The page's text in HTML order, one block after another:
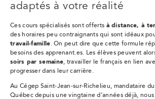
adaptés à votre réalité
Ces cours spécialisés sont offerts à distance, à
des horaires peu contraignants qui sont idéaux
travail-famille. On peut dire que cette formule
besoins des apprenant.es. Les élèves peuvent
soirs par semaine, travailler le français en lien
progresser dans leur carrière.
Au Cégep Saint-Jean-sur-Richelieu, mandataire
Québec depuis une vingtaine d’années déjà,